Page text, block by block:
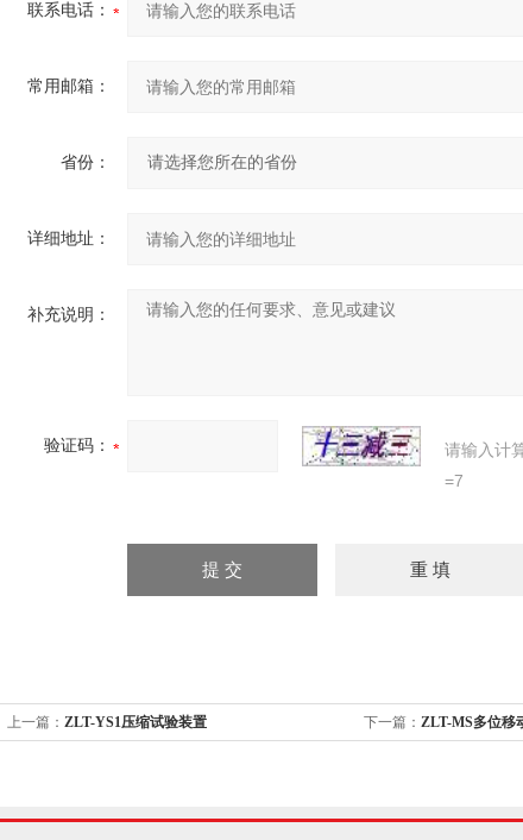
联系电话：
常用邮箱：
省份：
详细地址：
补充说明：
验证码：
请输入计
=7
上一篇： ZLT-YS1压缩试验装置 下一篇： ZLT-MS多位移